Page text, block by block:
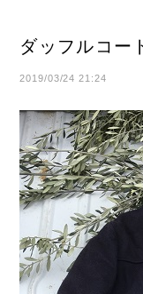
ダッフルコー
2019/03/24 21:24